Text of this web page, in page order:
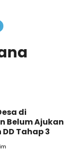
di
Belum Ajukan
Tahap 3